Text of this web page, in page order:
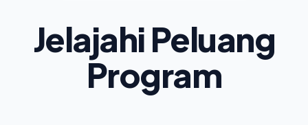
Jelajahi Peluang
Program